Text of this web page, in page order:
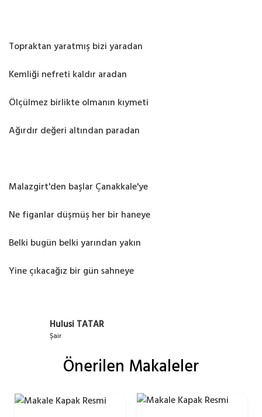
Topraktan yaratmış bizi yaradan
Kemliği nefreti kaldır aradan
Ölçülmez birlikte olmanın kıymeti
Ağırdır değeri altından paradan
Malazgirt'den başlar Çanakkale'ye
Ne figanlar düşmüş her bir haneye
Belki bugün belki yarından yakın
Yine çıkacağız bir gün sahneye
Hulusi TATAR
Şair
Önerilen Makaleler